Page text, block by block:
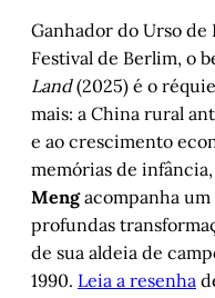
Ganhador do Urso
Festival de Berlim, o
Land(2025) é o
mais: a China rural
e ao crescimento
memórias de
Mengacompanha um
profundas
de sua aldeia de
1990. Leia a resenha